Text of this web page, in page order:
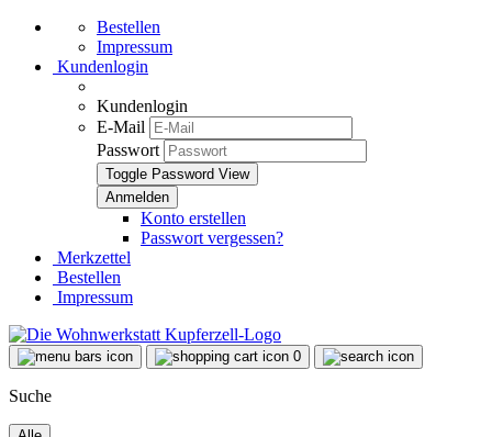
Bestellen
Impressum
Kundenlogin
Kundenlogin
E-Mail
Passwort
Toggle Password View
Konto erstellen
Passwort vergessen?
Merkzettel
Bestellen
Impressum
0
Suche